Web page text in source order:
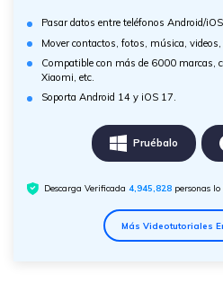
Pasar datos entre teléfonos Android/
Mover contactos, fotos, música, videos,
Compatible con más de 6000 marcas,
Xiaomi, etc.
Soporta Android 14 y iOS 17.
Pruébalo
Descarga Verificada4,945,828 personas
Más Videotutoriales